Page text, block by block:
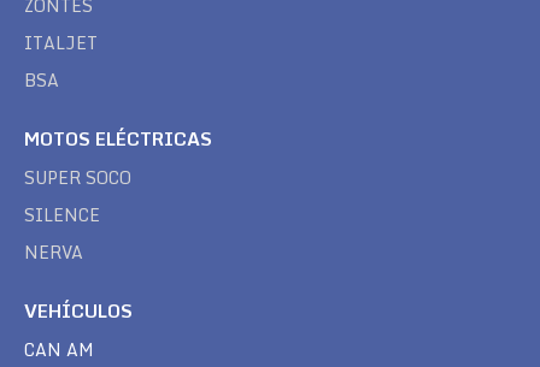
ITALJET
BSA
MOTOS ELÉCTRICAS
SUPER SOCO
SILENCE
NERVA
VEHÍCULOS
CAN AM